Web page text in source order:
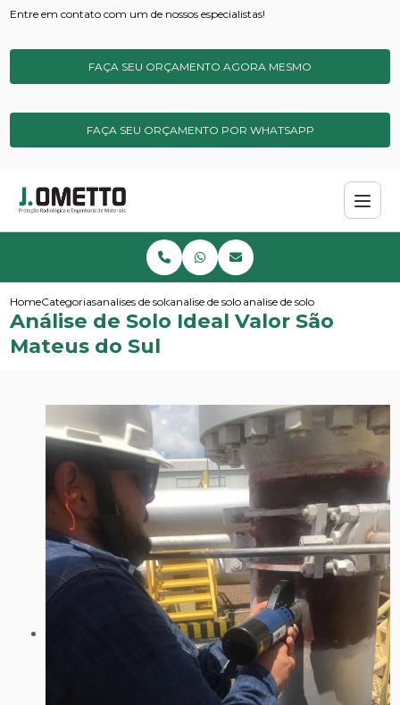
Entre em contato com um de nossos especialistas!
FAÇA SEU ORÇAMENTO AGORA MESMO
FAÇA SEU ORÇAMENTO POR WHATSAPP
HomeCategoriasanalises de solos e sedimentos
analise de solo completaanalise de solo ideal valor sao
Análise de Solo Ideal Valor São
Mateus do Sul